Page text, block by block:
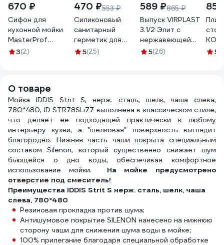
670 ₽
Сифон для
кухонной мойки
MasterProf
3.1/2"х40, для
40х40/50
ИС.110689
3(2)
470 ₽553 ₽
Силиконовый
санитарный
герметик для
ванной и кухни
5(25)
589 ₽865 ₽
Выпуск VIRPLAST
3.1/2 Элит с
нержавеющей
чашкой 108611
5(26) 5
О товаре
Мойка IDDIS Strit S, нерж. сталь, шелк, чаша слева,
780*480, ID STR78SLi77 выполнена в классическом стиле,
что делает ее подходящей практически к любому
интерьеру кухни, а "шелковая" поверхность выглядит
благородно. Нижняя часть чаши покрыта специальным
составом Silenon, который существенно снижает шум
бьющейся о дно воды, обеспечивая комфортное
использование мойки.
На мойке предусмотрено
отверстие под смеситель!
Преимущества IDDIS Strit S нерж. сталь, шелк, чаша
слева, 780*480
Резиновая прокладка против шума;
Антишумовое покрытие SILENON нанесено на нижнюю
сторону чаши для снижения шума воды в мойке;
100% прилегание благодаря специальной обработке